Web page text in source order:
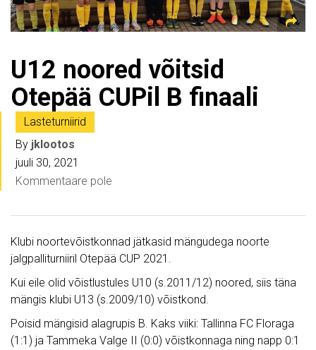
U12 noored võitsid
Otepää CUPil B finaali
Lasteturniirid
By jklootos
juuli 30, 2021
Kommentaare pole
Klubi noortevõistkonnad jätkasid mängudega noorte
jalgpalliturniiril Otepää CUP 2021.
Kui eile olid võistlustules U10 (s.2011/12) noored, siis täna
mängis klubi U13 (s.2009/10) võistkond.
Poisid mängisid alagrupis B. Kaks viiki: Tallinna FC Floraga
(1:1) ja Tammeka Valge II (0:0) võistkonnaga ning napp 0:1